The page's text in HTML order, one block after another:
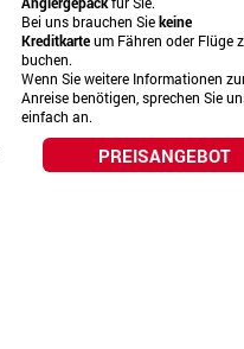
Bei uns brauchen Siekeine
Kreditkarteum Fähren oder Flüge
buchen.
Wenn Sie weitere Informationen
Anreise benötigen, sprechen Sie
einfach an.
PREISANGEBOT